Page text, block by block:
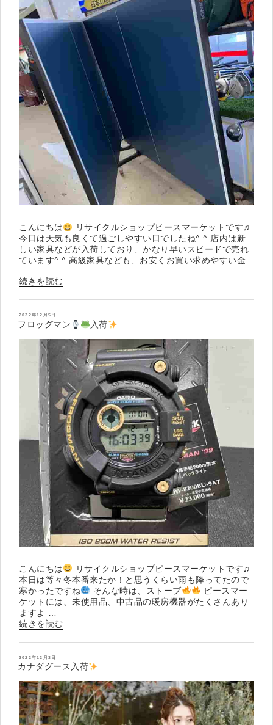
ン
テ
ナ
が
来
ま
し
た
”
こんにちは
リサイクルショップピースマーケットです♬
今日は天気も良くて過ごしやすい日でしたね^ ^ 店内は新
しい家具などが入荷しており、かなり早いスピードで売れ
ています^ ^ 高級家具なども、お安くお買い求めやすい金
…
“卓
台
入
荷
続きを読む
投
稿
日:
2022年12月5日
フロッグマン 入荷
こんにちは
リサイクルショップピースマーケットです♫
本日は等々冬本番来たか！と思うくらい雨も降ってたので
寒かったですね
そんな時は、ストーブ
ピースマー
ケットには、未使用品、中古品の暖房機器がたくさんあり
ますよ …
“フ
ッ
グ
マ
入
荷
続きを読む
投
稿
日:
2022年12月3日
カナダグース入荷